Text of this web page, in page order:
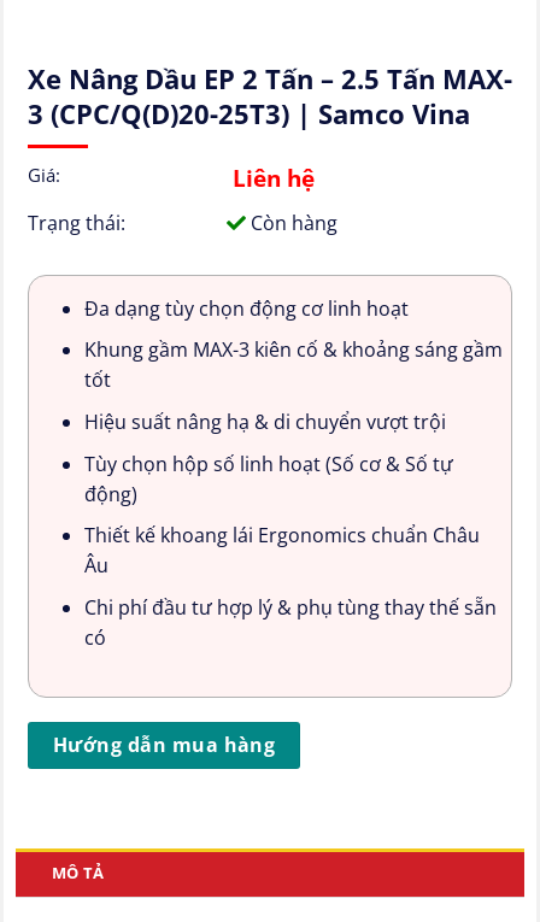
Xe Nâng Dầu EP 2 Tấn – 2.5 Tấn MAX-
3 (CPC/Q(D)20-25T3) | Samco Vina
Giá: Liên hệ
Trạng thái: Còn hàng
Đa dạng tùy chọn động cơ linh hoạt
Khung gầm MAX-3 kiên cố & khoảng sáng gầm
tốt
Hiệu suất nâng hạ & di chuyển vượt trội
Tùy chọn hộp số linh hoạt (Số cơ & Số tự
động)
Thiết kế khoang lái Ergonomics chuẩn Châu
Âu
Chi phí đầu tư hợp lý & phụ tùng thay thế sẵn
có
Hướng dẫn mua hàng
MÔ TẢ